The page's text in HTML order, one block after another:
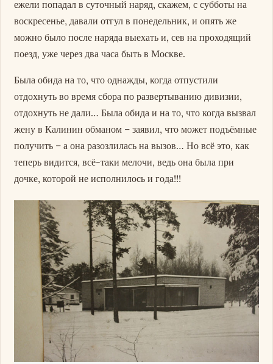
ежели попадал в суточный наряд, скажем, с субботы на
воскресенье, давали отгул в понедельник, и опять же
можно было после наряда выехать и, сев на проходящий
поезд, уже через два часа быть в Москве.
Была обида на то, что однажды, когда отпустили
отдохнуть во время сбора по развертыванию дивизии,
отдохнуть не дали… Была обида и на то, что когда вызвал
жену в Калинин обманом – заявил, что может подъёмные
получить – а она разозлилась на вызов… Но всё это, как
теперь видится, всё-таки мелочи, ведь она была при
дочке, которой не исполнилось и года!!!